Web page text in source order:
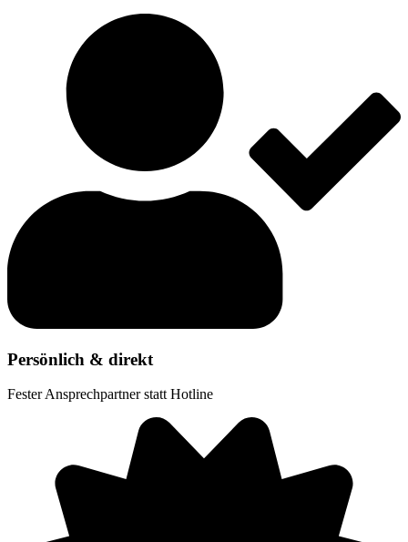
Persönlich & direkt
Fester Ansprechpartner statt Hotline